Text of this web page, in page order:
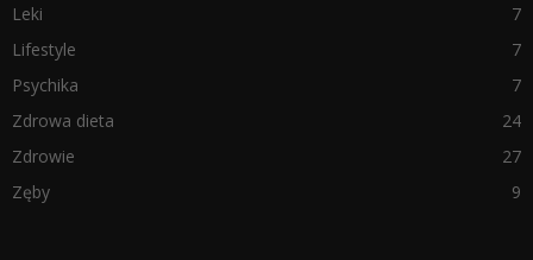
Leki
7
Lifestyle
7
Psychika
7
Zdrowa dieta
24
Zdrowie
27
Zęby
9